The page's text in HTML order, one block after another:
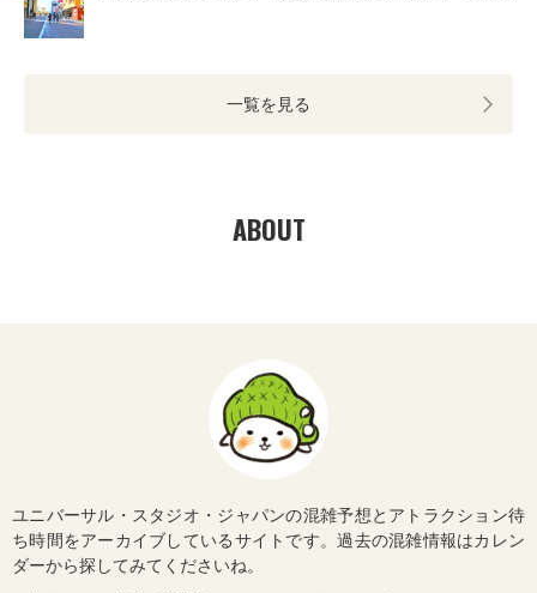
一覧を見る
ABOUT
ユニバーサル・スタジオ・ジャパンの混雑予想とアトラクション待
ち時間をアーカイブしているサイトです。過去の混雑情報はカレン
ダーから探してみてくださいね。